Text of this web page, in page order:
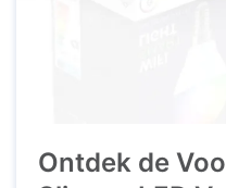
Ontdek de